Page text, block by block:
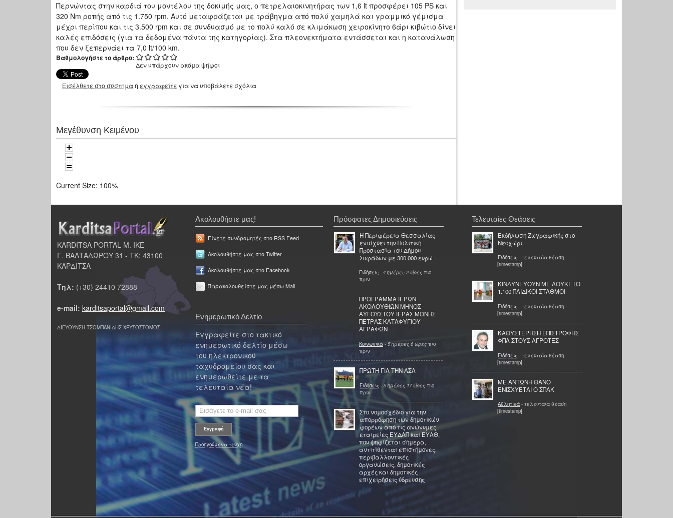
Περνώντας στην καρδιά του μοντέλου της δοκιμής μας, ο πετρελαιοκινητήρας των 1,6 lt προσφέρει 105 PS και
320 Nm ροπής από τις 1.750 rpm. Αυτό μεταφράζεται με τράβηγμα από πολύ χαμηλά και γραμμικό γέμισμα
μέχρι περίπου και τις 3.500 rpm και σε συνδυασμό με το πολύ καλό σε κλιμάκωση χειροκίνητο 6άρι κιβώτιο δίνει
καλές επιδόσεις (για τα δεδομένα πάντα της κατηγορίας). Στα πλεονεκτήματα εντάσσεται και η κατανάλωση
που δεν ξεπερνάει τα 7,0 lt/100 km.
Βαθμολογήστε το άρθρο:
Δεν υπάρχουν ακόμα ψήφοι
Εισέλθετε στο σύστημαή εγγραφείτε για να υποβάλετε σχόλια
Μεγέθυνση Κειμένου
Current Size: 100%
KARDITSA PORTAL Μ. ΙΚΕ
Γ. ΒΑΛΤΑΔΩΡΟΥ 31 - ΤΚ: 43100
ΚΑΡΔΙΤΣΑ
Τηλ: (+30) 24410 72888
e-mail: karditsaportal@gmail.com
ΔΙΕΥΘΥΝΣΗ ΤΣΟΜΠΑΝΙΔΗΣ ΧΡΥΣΟΣΤΟΜΟΣ
Ακολουθήστε μας!
Γίνετε συνδρομητές στο RSS Feed
Ακολουθήστε μας στο Twitter
Ακολουθήστε μας στο Facebook
Παρακολουθείστε μας μέσω Mail
Ενημερωτικό Δελτίο
Εγγραφείτε στο τακτικό
ενημερωτικό δελτίο μέσω
του ηλεκτρονικού
ταχυδρομείου σας και
ενημερωθείτε με τα
τελευταία νέα!
Προηγούμενα τεύχη
Πρόσφατες Δημοσιεύσεις
Η Περιφέρεια Θεσσαλίας
ενισχύει την Πολιτική
Προστασία του Δήμου
Σοφάδων με 300.000 ευρώ
Ειδήσεις - 4 ημέρες 2 ώρες πιο
πριν
ΠΡΟΓΡΑΜΜΑ ΙΕΡΩΝ
ΑΚΟΛΟΥΘΙΩΝ ΜΗΝΟΣ
ΑΥΓΟΥΣΤΟΥ ΙΕΡΑΣ ΜΟΝΗΣ
ΠΕΤΡΑΣ ΚΑΤΑΦΥΓΙΟΥ
ΑΓΡΑΦΩΝ
Κοινωνικά - 5 ημέρες 6 ώρες πιο
πριν
ΠΡΩΤΗ ΓΙΑ ΤΗΝ ΑΣΑ
Ειδήσεις - 5 ημέρες 17 ώρες πιο
πριν
Στο νομοσχέδιο για την
απορρόφηση των δημοτικών
φορέων από τις ανώνυμες
εταιρείες ΕΥΔΑΠ και ΕΥΑΘ,
που ψηφίζεται σήμερα,
αντιτίθενται επιστήμονες,
περιβαλλοντικές
οργανώσεις, δημοτικές
αρχές και δημοτικές
επιχειρήσεις ύδρευσης
Τελευταίες Θεάσεις
Εκδήλωση Ζωγραφικής στο
Νεοχώρι
Ειδήσεις - τελευταία θέαση
[timestamp]
ΚΙΝΔΥΝΕΥΟΥΝ ΜΕ ΛΟΥΚΕΤΟ
1.100 ΠΑΙΔΙΚΟΙ ΣΤΑΘΜΟΙ
Ειδήσεις - τελευταία θέαση
[timestamp]
ΚΑΘΥΣΤΕΡΗΣΗ ΕΠΙΣΤΡΟΦΗΣ
ΦΠΑ ΣΤΟΥΣ ΑΓΡΟΤΕΣ
Ειδήσεις - τελευταία θέαση
[timestamp]
ME ΑΝΤΩΝΗ ΘΑΝΟ
ΕΝΙΣΧΥΕΤΑΙ Ο ΣΠΑΚ
Αθλητικά - τελευταία θέαση
[timestamp]